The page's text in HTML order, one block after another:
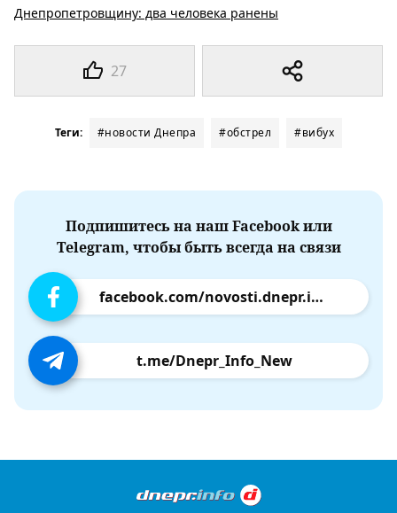
27
Днепропетровщину: два человека ранены
Теги: #новости Днепра #обстрел #вибух
Подпишитесь на наш Facebook или
Telegram, чтобы быть всегда на связи
facebook.com/novosti.dnepr.info
t.me/Dnepr_Info_New